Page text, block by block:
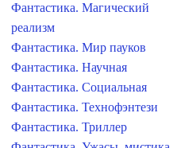
Фантастика. Магический
реализм
Фантастика. Мир пауков
Фантастика. Научная
Фантастика. Социальная
Фантастика. Технофэнтези
Фантастика. Триллер